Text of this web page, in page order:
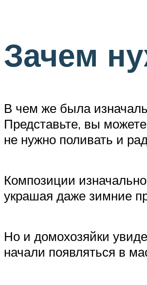
Зачем
В чем же была
Представьте, вы
не нужно поливать и
Композиции
украшая даже зимние
Но и домохозяйки
начали появляться в